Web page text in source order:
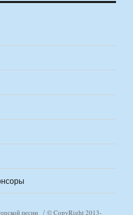
песни © CopyRight 2013-